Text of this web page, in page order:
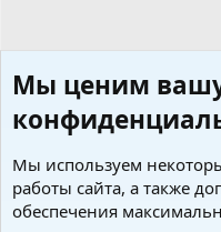
Пользователи
Мы ценим
Мы используем
работы сайта, а также
обеспечения